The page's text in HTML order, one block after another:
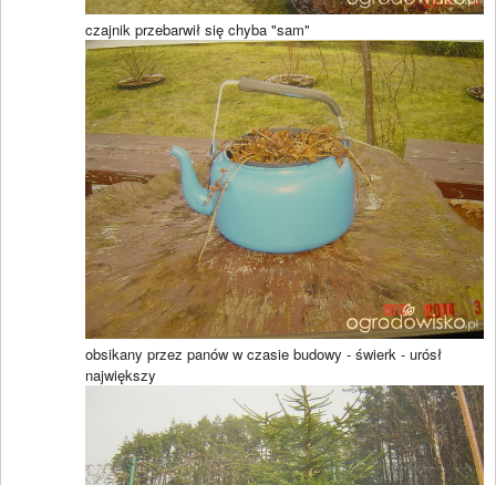
czajnik przebarwił się chyba "sam"
obsikany przez panów w czasie budowy - świerk - urósł
największy